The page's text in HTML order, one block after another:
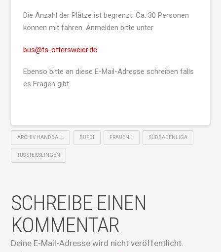
Die Anzahl der Plätze ist begrenzt. Ca. 30 Personen
können mit fahren. Anmelden bitte unter
bus@ts-ottersweier.de
Ebenso bitte an diese E-Mail-Adresse schreiben falls
es Fragen gibt.
ARCHIV HANDBALL BUFDI FRAUEN 1 SÜDBADENLIGA
TUS STEISSLINGEN
SCHREIBE EINEN
KOMMENTAR
Deine E-Mail-Adresse wird nicht veröffentlicht.